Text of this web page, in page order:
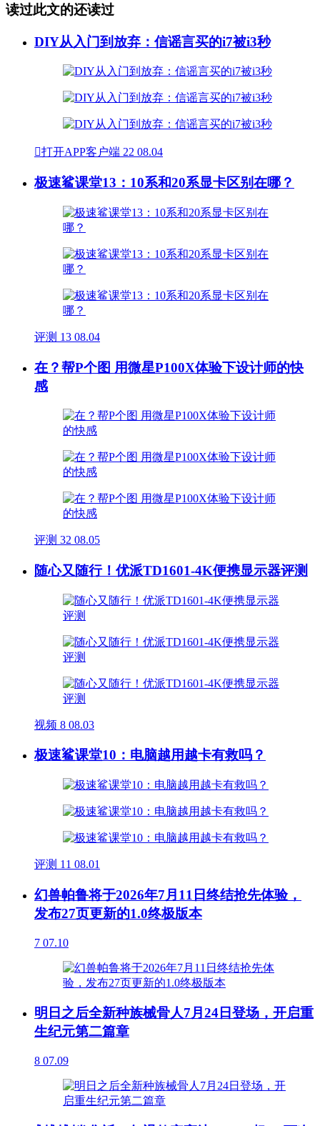
读过此文的还读过
DIY从入门到放弃：信谣言买的i7被i3秒
打开APP客户端 22 08.04
极速鲨课堂13：10系和20系显卡区别在哪？
评测 13 08.04
在？帮P个图 用微星P100X体验下设计师的快
感
评测 32 08.05
随心又随行！优派TD1601-4K便携显示器评测
视频 8 08.03
极速鲨课堂10：电脑越用越卡有救吗？
评测 11 08.01
幻兽帕鲁将于2026年7月11日终结抢先体验，
发布27页更新的1.0终极版本
7 07.10
明日之后全新种族械骨人7月24日登场，开启重
生纪元第二篇章
8 07.09